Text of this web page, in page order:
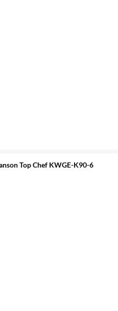
Top Chef KWGE-K90-6